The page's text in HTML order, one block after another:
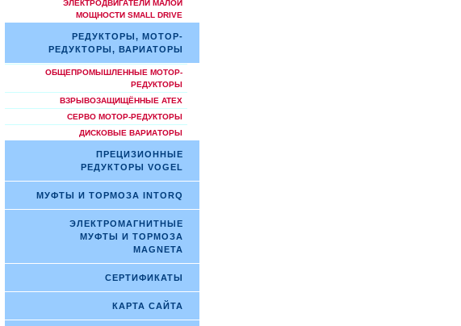
ЭЛЕКТРОДВИГАТЕЛИ МАЛОЙ
МОЩНОСТИ SMALL DRIVE
РЕДУКТОРЫ, МОТОР-
РЕДУКТОРЫ, ВАРИАТОРЫ
ОБЩЕПРОМЫШЛЕННЫЕ МОТОР-
РЕДУКТОРЫ
ВЗРЫВОЗАЩИЩЁННЫЕ ATEX
СЕРВО МОТОР-РЕДУКТОРЫ
ДИСКОВЫЕ ВАРИАТОРЫ
ПРЕЦИЗИОННЫЕ
РЕДУКТОРЫ VOGEL
МУФТЫ И ТОРМОЗА INTORQ
ЭЛЕКТРОМАГНИТНЫЕ
МУФТЫ И ТОРМОЗА
MAGNETA
СЕРТИФИКАТЫ
КАРТА САЙТА